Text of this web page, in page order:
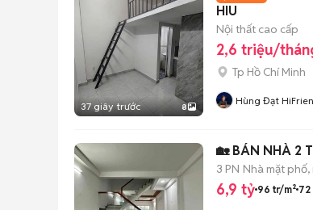
37 giây trước 8
HIU
Nội thất cao cấp
2,6 triệu/
Tp Hồ Chí Minh
Hùng Đạt
🏡 BÁN NHÀ 2
3 PN Nhà mặt phố,
6,9 tỷ 96 tr/m² 72